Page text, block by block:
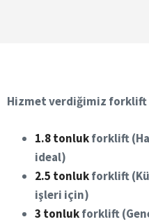
Hizmet verdiğimiz forklift
1.8 tonlukforklift
ideal)
2.5 tonlukforklift
işleri için)
3 tonlukforklift